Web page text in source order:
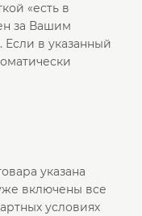
«есть в
за Вашим
Если в указанный
указана
включены все
условиях